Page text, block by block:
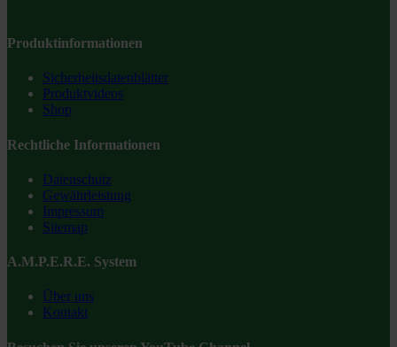
Produktinformationen
Sicherheitsdatenblätter
Produktvideos
Shop
Rechtliche Informationen
Datenschutz
Gewährleistung
Impressum
Sitemap
A.M.P.E.R.E. System
Über uns
Kontakt